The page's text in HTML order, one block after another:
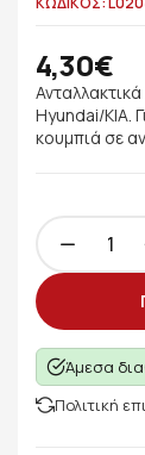
4,30€
Hyundai/KIA.
κουμπιά σε
Άμεσα
Πολιτική